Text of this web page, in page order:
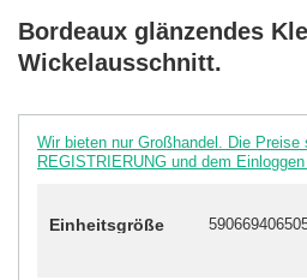
Bordeaux glänzendes
Wickelausschnitt.
Wir bieten nur Großhandel. Die Preise
REGISTRIERUNG und dem
Einheitsgröße